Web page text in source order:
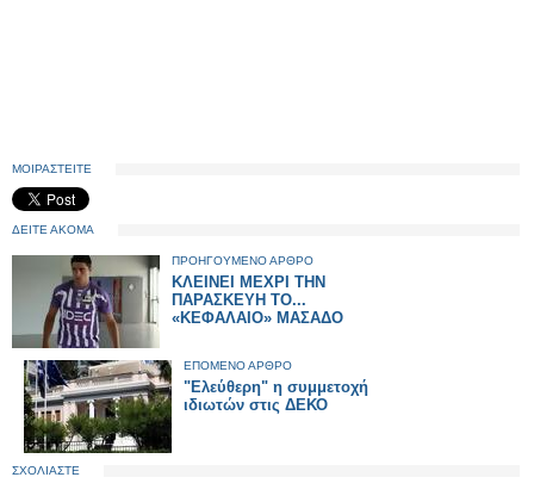
ΜΟΙΡΑΣΤΕΙΤΕ
ΔΕΙΤΕ ΑΚΟΜΑ
ΠΡΟΗΓΟΥΜΕΝΟ ΑΡΘΡΟ
ΚΛΕΙΝΕΙ ΜΕΧΡΙ ΤΗΝ
ΠΑΡΑΣΚΕΥΗ ΤΟ...
«ΚΕΦΑΛΑΙΟ» ΜΑΣΑΔΟ
ΕΠΟΜΕΝΟ ΑΡΘΡΟ
"Ελεύθερη" η συμμετοχή
ιδιωτών στις ΔΕΚΟ
ΣΧΟΛΙΑΣΤΕ